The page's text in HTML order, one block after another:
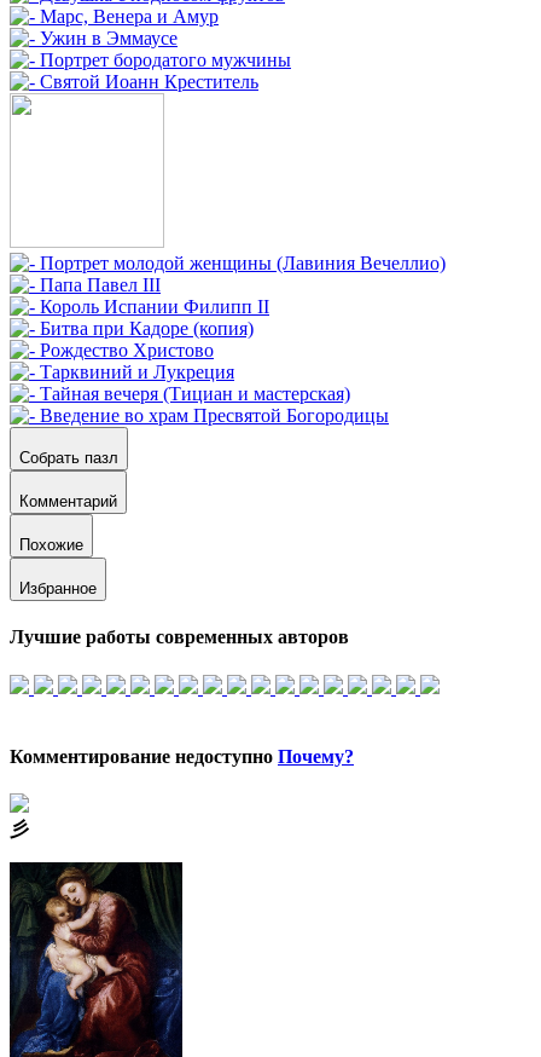
Собрать пазл
Комментарий
Похожие
Избранное
Лучшие работы современных авторов
Комментирование недоступно Почему?
⼺